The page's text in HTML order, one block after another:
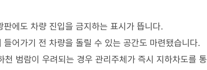
에도 차량 진입을 금지하는 표시가 뜹니다.
어가기 전 차량을 돌릴 수 있는 공간도 마련됐습니다.
범람이 우려되는 경우 관리주체가 즉시 지하차도를